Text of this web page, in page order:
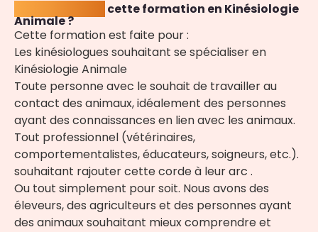
cette formation en Kinésiologie
Animale ?
Cette formation est faite pour :
Les kinésiologues souhaitant se spécialiser en
Kinésiologie Animale
Toute personne avec le souhait de travailler au
contact des animaux, idéalement des personnes
ayant des connaissances en lien avec les animaux.
Tout professionnel (vétérinaires,
comportementalistes, éducateurs, soigneurs, etc.).
souhaitant rajouter cette corde à leur arc .
Ou tout simplement pour soit. Nous avons des
éleveurs, des agriculteurs et des personnes ayant
des animaux souhaitant mieux comprendre et